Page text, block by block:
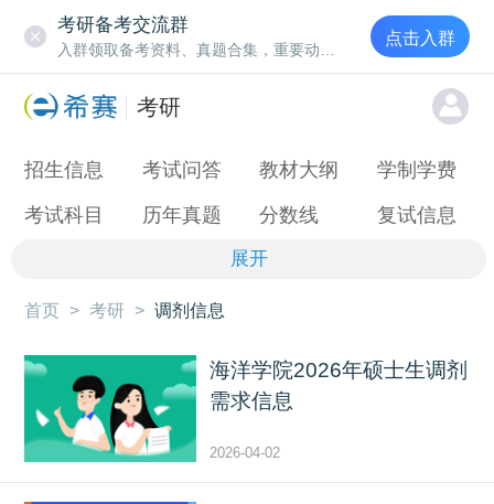
考研备考交流群
点击入群
考研
招生信息 考试问答 教材大纲 学制学费
考试科目 历年真题 分数线 复试信息
展开
首页 > 考研 > 调剂信息
海洋学院2026年硕士生调剂
需求信息
2026-04-02